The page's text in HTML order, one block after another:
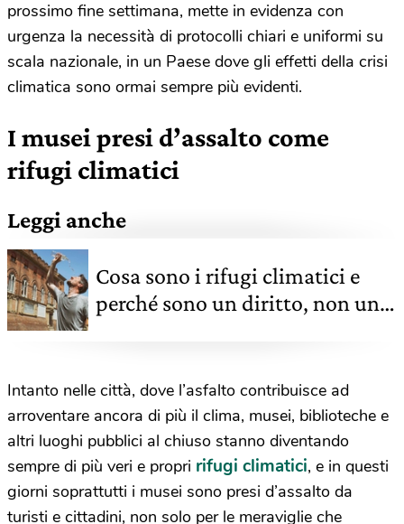
prossimo fine settimana, mette in evidenza con
urgenza la necessità di protocolli chiari e uniformi su
scala nazionale, in un Paese dove gli effetti della crisi
climatica sono ormai sempre più evidenti.
I musei presi d’assalto come
rifugi climatici
Leggi anche
Cosa sono i rifugi climatici e
perché sono un diritto, non un
Intanto nelle città, dove l’asfalto contribuisce ad
arroventare ancora di più il clima, musei, biblioteche e
altri luoghi pubblici al chiuso stanno diventando
sempre di più veri e propri rifugi climatici, e in questi
giorni soprattutti i musei sono presi d’assalto da
turisti e cittadini, non solo per le meraviglie che